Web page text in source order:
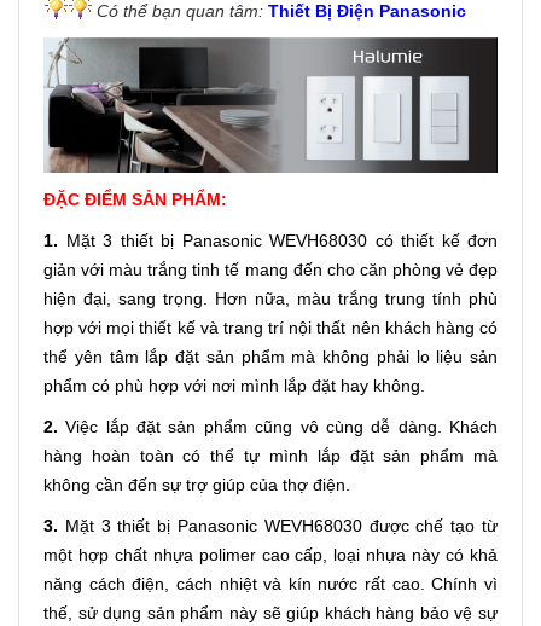
Có thể bạn quan tâm: Thiết Bị Điện Panasonic
ĐẶC ĐIỂM SẢN PHẨM:
1. Mặt 3 thiết bị Panasonic WEVH68030 có thiết kế đơn
giản với màu trắng tinh tế mang đến cho căn phòng vẻ đẹp
hiện đại, sang trọng. Hơn nữa, màu trắng trung tính phù
hợp với mọi thiết kế và trang trí nội thất nên khách hàng có
thể yên tâm lắp đặt sản phẩm mà không phải lo liệu sản
phẩm có phù hợp với nơi mình lắp đặt hay không.
2.Việc lắp đặt sản phẩm cũng vô cùng dễ dàng. Khách
hàng hoàn toàn có thể tự mình lắp đặt sản phẩm mà
không cần đến sự trợ giúp của thợ điện.
3. Mặt 3 thiết bị Panasonic WEVH68030 được chế tạo từ
một hợp chất nhựa polimer cao cấp, loại nhựa này có khả
năng cách điện, cách nhiệt và kín nước rất cao. Chính vì
thế, sử dụng sản phẩm này sẽ giúp khách hàng bảo vệ sự